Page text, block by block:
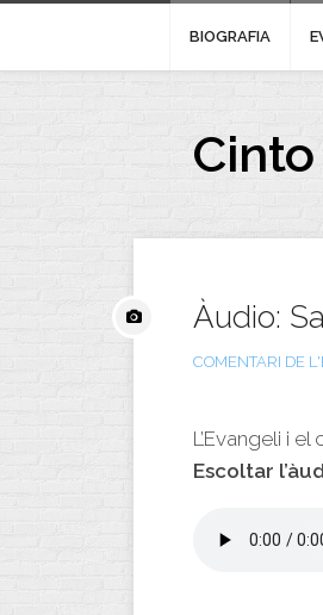
BIOGRAFIA
Àudio:
COMENTARI DE
L’Evangeli i
Escoltar